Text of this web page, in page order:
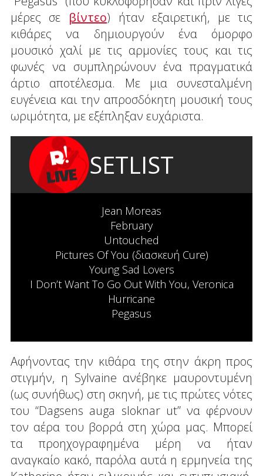
μέρες σε βίντεο) ήταν εξαιρετική, με τις
κιθάρες να δημιουργούν ένα όμορφο
μουσικό χαλί με τις αρμονίες τους και τις
φωνές να συμπληρώνουν ένα πραγματικά
άρτιο αποτέλεσμα. Με μια συνεσταλμένη
ευγένεια και την απροσδόκητη μουσική τους
ωριμότητα, με εξέπληξαν ευχάριστα.
SETLIST
Jean Moreas
February
Untouched
Pictures Of You (διασκευή Cure)
Young Sad Lovers
Ι Don’t Want To Go Out With You, Veronica
Hurricane
Pegasus
Αφήνοντας την κιθάρα της στην άκρη προς
στιγμήν, η Sylvaine ανέβηκε μαυροντυμένη
(ως συνήθως) στη σκηνή, με τις πρώτες νότες
του “Dagsens auga sloknar ut” να φέρνουν
τον αέρα του βορρά στη χώρα μας. Μπορεί
τα προηχογραφημένα μέρη να ήταν
αναγκαίο κακό, παρόλα αυτά η ερμηνεία της